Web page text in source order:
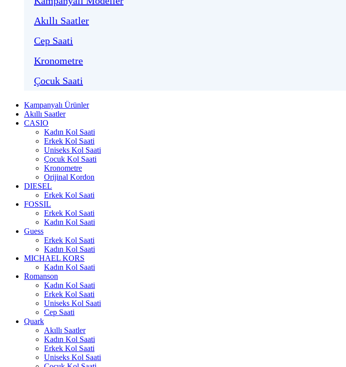
Akıllı Saatler
Cep Saati
Kronometre
Çocuk Saati
Kampanyalı Ürünler
Akıllı Saatler
CASIO
Kadın Kol Saati
Erkek Kol Saati
Uniseks Kol Saati
Çocuk Kol Saati
Kronometre
Orijinal Kordon
DIESEL
Erkek Kol Saati
FOSSIL
Erkek Kol Saati
Kadın Kol Saati
Guess
Erkek Kol Saati
Kadın Kol Saati
MICHAEL KORS
Kadın Kol Saati
Romanson
Kadın Kol Saati
Erkek Kol Saati
Uniseks Kol Saati
Cep Saati
Quark
Akıllı Saatler
Kadın Kol Saati
Erkek Kol Saati
Uniseks Kol Saati